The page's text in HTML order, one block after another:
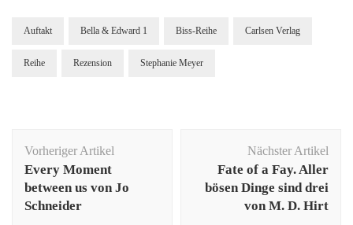
Auftakt Bella & Edward 1 Biss-Reihe Carlsen Verlag
Reihe Rezension Stephanie Meyer
Vorheriger Artikel
Every Moment
between us von Jo
Schneider
Nächster Artikel
Fate of a Fay. Aller
bösen Dinge sind drei
von M. D. Hirt